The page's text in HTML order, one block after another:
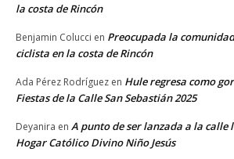
la costa de Rincón
Benjamin Colucci en Preocupada la
ciclista en la costa de Rincón
Ada Pérez Rodríguez en Hule regresa como
Fiestas de la Calle San Sebastián 2025
Deyanira en A punto de ser lanzada a la calle
Hogar Católico Divino Niño Jesús